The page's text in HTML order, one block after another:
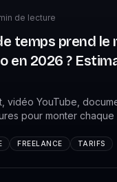
de lecture
temps prend le
en 2026 ?
vidéo YouTube,
pour monter chaque
méthode pour estimer
FREELANCE TARIFS